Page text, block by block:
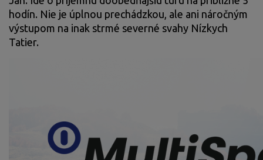
hodín. Nie je úplnou prechádzkou, ale ani náročným
výstupom na inak strmé severné svahy Nízkych
Tatier.